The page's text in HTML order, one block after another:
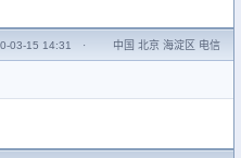
03-15 14:31 · 中国 北京 海淀区 电信